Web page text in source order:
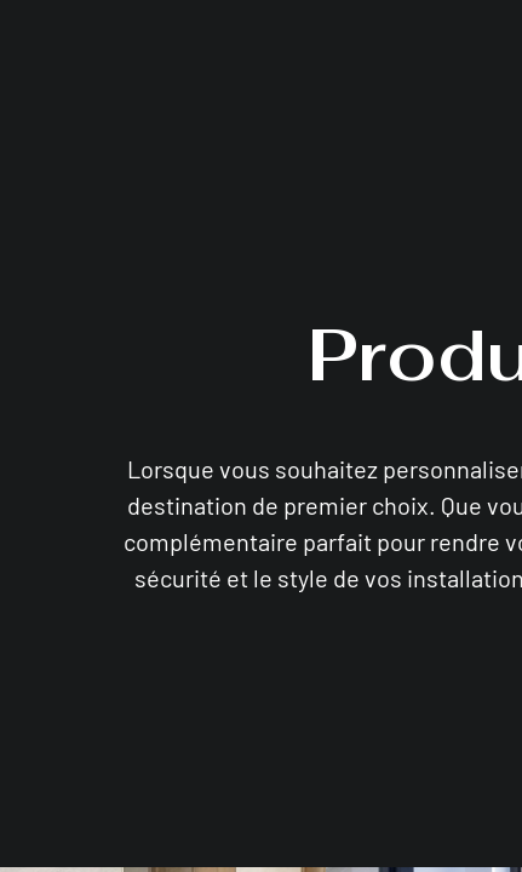
Lorsque vous souhaitez
destination de premier choix. Que
complémentaire parfait pour rendre
sécurité et le style de vos